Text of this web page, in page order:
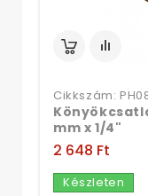
Cikkszám:
mm x 1/4"
2 648 Ft‎
Készleten